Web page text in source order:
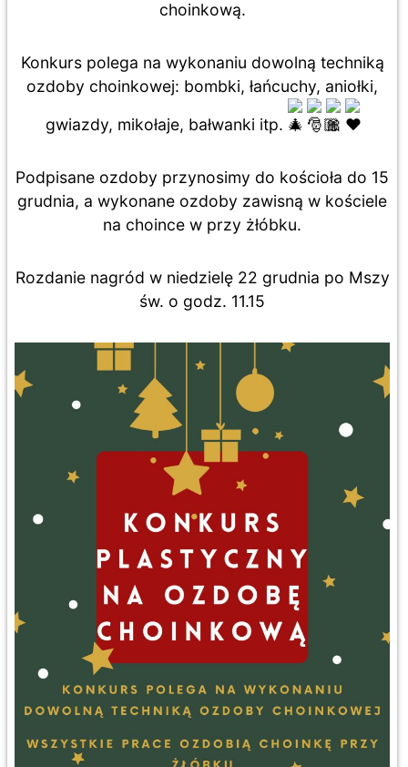
choinkową.
Konkurs polega na wykonaniu dowolną techniką
ozdoby choinkowej: bombki, łańcuchy, aniołki,
gwiazdy, mikołaje, bałwanki itp.
Podpisane ozdoby przynosimy do kościoła do 15
grudnia, a wykonane ozdoby zawisną w kościele
na choince w przy żłóbku.
Rozdanie nagród w niedzielę 22 grudnia po Mszy
św. o godz. 11.15